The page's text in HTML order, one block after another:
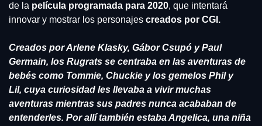
de la película programada para 2020, que intentará
innovar y mostrar los personajes creados por CGI.
Creados por Arlene Klasky, Gábor Csupó y Paul
Germain, los Rugrats se centraba en las aventuras de
bebés como Tommie, Chuckie y los gemelos Phil y
Lil, cuya curiosidad les llevaba a vivir muchas
aventuras mientras sus padres nunca acababan de
entenderles. Por allí también estaba Angelica, una niña